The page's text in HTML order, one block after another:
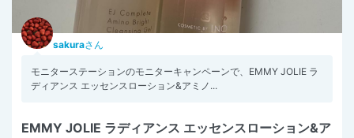
sakuraさん
モニターステーションのモニターキャンペーンで、EMMY JOLIE ラ
ディアンス エッセンスローション&アミノ...
EMMY JOLIE ラディアンス エッセンスローション&ア